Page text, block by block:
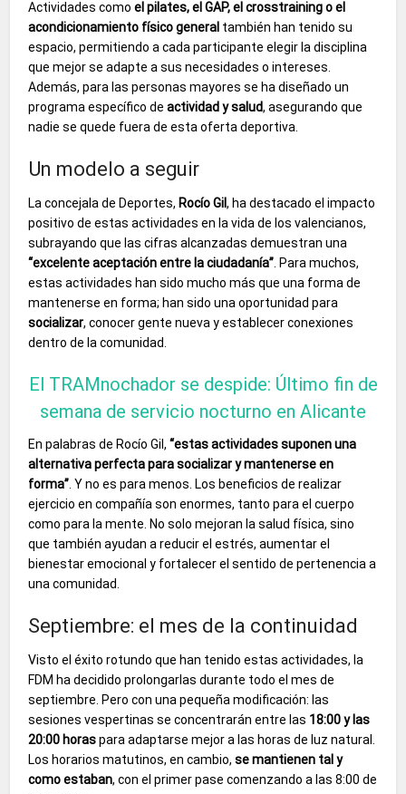
Actividades comoel pilates, el GAP, el crosstraining o el
acondicionamiento físico general también han tenido su
espacio, permitiendo a cada participante elegir la disciplina
que mejor se adapte a sus necesidades o intereses.
Además, para las personas mayores se ha diseñado un
programa específico deactividad y salud, asegurando que
nadie se quede fuera de esta oferta deportiva.
Un modelo a seguir
La concejala de Deportes, Rocío Gil, ha destacado el impacto
positivo de estas actividades en la vida de los valencianos,
subrayando que las cifras alcanzadas demuestran una
“excelente aceptación entre la ciudadanía” . Para muchos,
estas actividades han sido mucho más que una forma de
mantenerse en forma; han sido una oportunidad para
socializar, conocer gente nueva y establecer conexiones
dentro de la comunidad.
El TRAMnochador se despide: Último fin de
semana de servicio nocturno en Alicante
En palabras de Rocío Gil,“estas actividades suponen una
alternativa perfecta para socializar y mantenerse en
forma” . Y no es para menos. Los beneficios de realizar
ejercicio en compañía son enormes, tanto para el cuerpo
como para la mente. No solo mejoran la salud física, sino
que también ayudan a reducir el estrés, aumentar el
bienestar emocional y fortalecer el sentido de pertenencia a
una comunidad.
Septiembre: el mes de la continuidad
Visto el éxito rotundo que han tenido estas actividades, la
FDM ha decidido prolongarlas durante todo el mes de
septiembre. Pero con una pequeña modificación: las
sesiones vespertinas se concentrarán entre las 18:00 y las
20:00 horaspara adaptarse mejor a las horas de luz natural.
Los horarios matutinos, en cambio,se mantienen tal y
como estaban, con el primer pase comenzando a las 8:00 de